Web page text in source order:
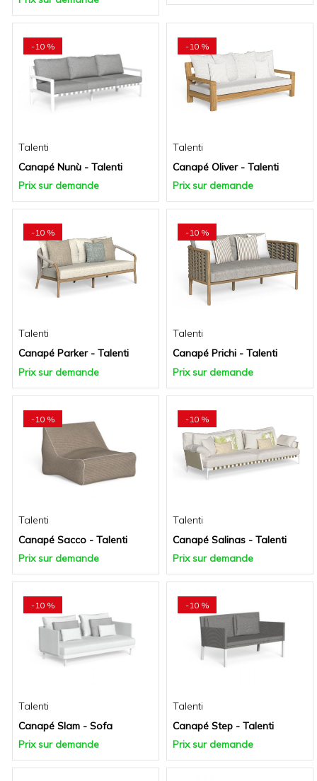
-10 %
Talenti
Canapé Nunù - Talenti
Prix sur demande
-10 %
Talenti
Canapé Oliver - Talenti
Prix sur demande
-10 %
Talenti
Canapé Parker - Talenti
Prix sur demande
-10 %
Talenti
Canapé Prichi - Talenti
Prix sur demande
-10 %
Talenti
Canapé Sacco - Talenti
Prix sur demande
-10 %
Talenti
Canapé Salinas - Talenti
Prix sur demande
-10 %
Talenti
Canapé Slam - Sofa
Prix sur demande
-10 %
Talenti
Canapé Step - Talenti
Prix sur demande